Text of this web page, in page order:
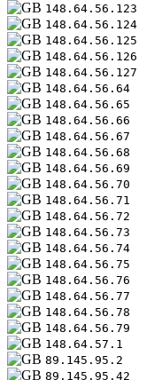
148.64.56.123
148.64.56.124
148.64.56.125
148.64.56.126
148.64.56.127
148.64.56.64
148.64.56.65
148.64.56.66
148.64.56.67
148.64.56.68
148.64.56.69
148.64.56.70
148.64.56.71
148.64.56.72
148.64.56.73
148.64.56.74
148.64.56.75
148.64.56.76
148.64.56.77
148.64.56.78
148.64.56.79
148.64.57.1
89.145.95.2
89.145.95.42